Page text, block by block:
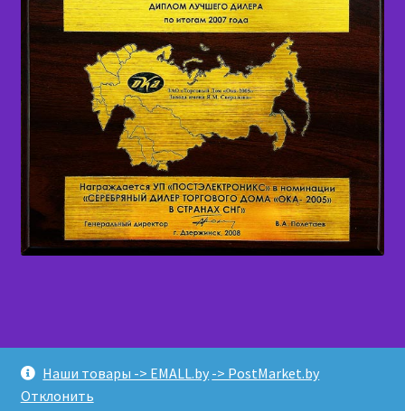
Наши товары -> EMALL.by -> PostMarket.by
Отклонить
Создано с помощью WooCommerce.